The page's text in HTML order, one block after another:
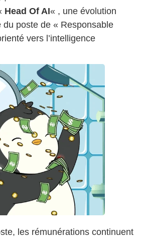
Head Of AI« , une évolution
du poste de « Responsable
vers l’intelligence
les rémunérations continuent